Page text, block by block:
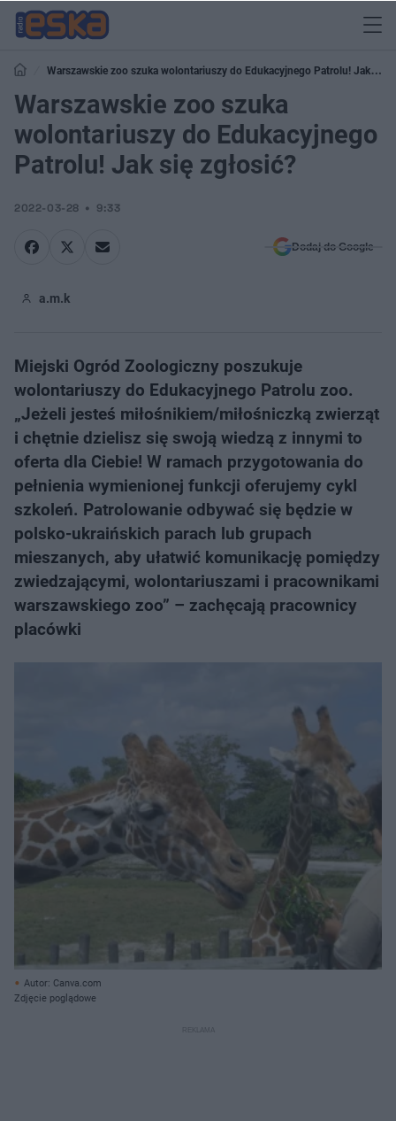
Warszawskie zoo szuka wolontariuszy do Edukacyjnego Patrolu! Jak się
zgłosić?
Warszawskie zoo szuka
wolontariuszy do Edukacyjnego
Patrolu! Jak się zgłosić?
2022-03-28 9:33
Dodaj do Google
a.m.k
Miejski Ogród Zoologiczny poszukuje
wolontariuszy do Edukacyjnego Patrolu zoo.
„Jeżeli jesteś miłośnikiem/miłośniczką zwierząt
i chętnie dzielisz się swoją wiedzą z innymi to
oferta dla Ciebie! W ramach przygotowania do
pełnienia wymienionej funkcji oferujemy cykl
szkoleń. Patrolowanie odbywać się będzie w
polsko-ukraińskich parach lub grupach
mieszanych, aby ułatwić komunikację pomiędzy
zwiedzającymi, wolontariuszami i pracownikami
warszawskiego zoo” – zachęcają pracownicy
placówki
Autor: Canva.com
Zdjęcie poglądowe